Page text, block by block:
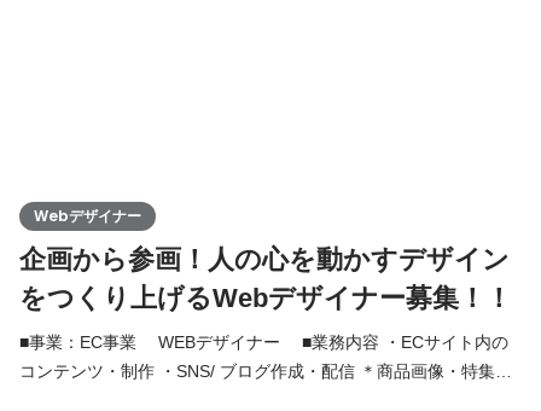
Webデザイナー
企画から参画！人の心を動かすデザイン
をつくり上げるWebデザイナー募集！！
■事業：EC事業 WEBデザイナー ■業務内容 ・ECサイト内の
コンテンツ・制作 ・SNS/ ブログ作成・配信 ＊商品画像・特集ペ